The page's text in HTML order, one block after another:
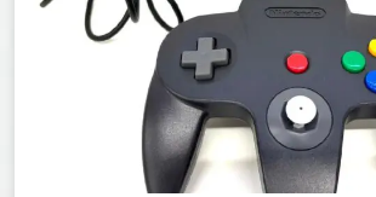
壊れていても、古くても、放置してい
欠品していても大丈夫！
まずは無料出張査定をご利用ください
員がご自宅までお伺いし、一点一点丁